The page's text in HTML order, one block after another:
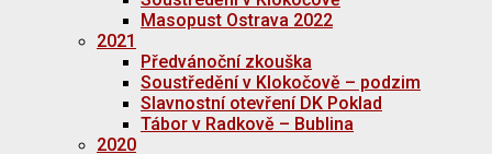
Masopust Ostrava 2022
2021
Předvánoční zkouška
Soustředění v Klokočově – podzim
Slavnostní otevření DK Poklad
Tábor v Radkově – Bublina
2020